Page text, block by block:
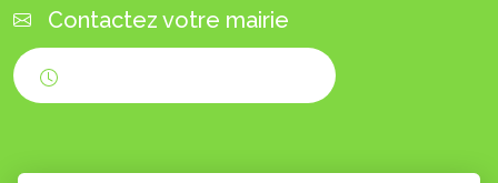
Contactez votre mairie